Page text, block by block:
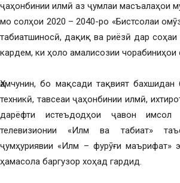
ҷаҳонбинии илмӣ аз ҷумлаи масъалаҳои
мо солҳои 2020 – 2040-ро «Бистсолаи
табиатшиносӣ, дақиқ ва риёзӣ дар
кардем, ки ҳоло амалисозии чорабиниҳои
Ҳамчунин, бо мақсади тақвият
техникӣ, тавсеаи ҷаҳонбинии илмӣ,
дарёфти истеъдодҳои ҷавон имсол
телевизионии «Илм ва табиат»
ҷумҳуриявии «Илм – фурӯғи маърифат»
ҳамасола баргузор хоҳад гардид.